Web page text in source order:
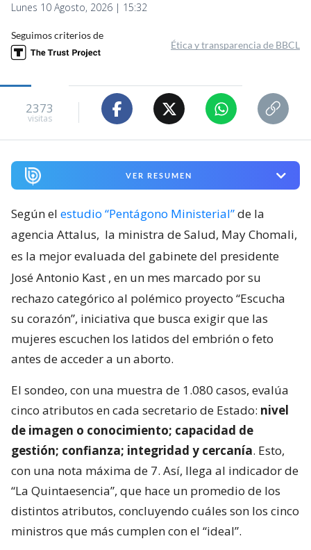
Lunes 10 Agosto, 2026 | 15:32
Seguimos criterios de
Ética y transparencia de BBCL
2373
visitas
VER RESUMEN
Según el estudio “Pentágono Ministerial”de la
agencia Attalus, la ministra de Salud, May Chomali,
es la mejor evaluada del gabinete del presidente
José Antonio Kast , en un mes marcado por su
rechazo categórico al polémico proyecto “Escucha
su corazón”, iniciativa que busca exigir que las
mujeres escuchen los latidos del embrión o feto
antes de acceder a un aborto.
El sondeo, con una muestra de 1.080 casos, evalúa
cinco atributos en cada secretario de Estado: nivel
de imagen o conocimiento; capacidad de
gestión; confianza; integridad y cercanía. Esto,
con una nota máxima de 7. Así, llega al indicador de
“La Quintaesencia”, que hace un promedio de los
distintos atributos, concluyendo cuáles son los cinco
ministros que más cumplen con el “ideal”.